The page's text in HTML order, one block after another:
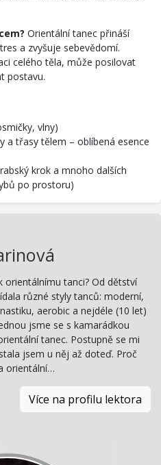
Orientální tanec přináší
a zvyšuje sebevědomí.
celého těla, může posilovat
postavu.
vlny)
a třasy tělem – oblíbená esence
krok a mnoho dalších
po prostoru)
orientálnímu tanci? Od dětství
různé styly tanců: moderní,
aerobic a nejdéle (10 let)
jsme se s kamarádkou
tanec. Postupně se mi
jsem u něj až doteď. Proč
orientální…
Více na profilu lektora